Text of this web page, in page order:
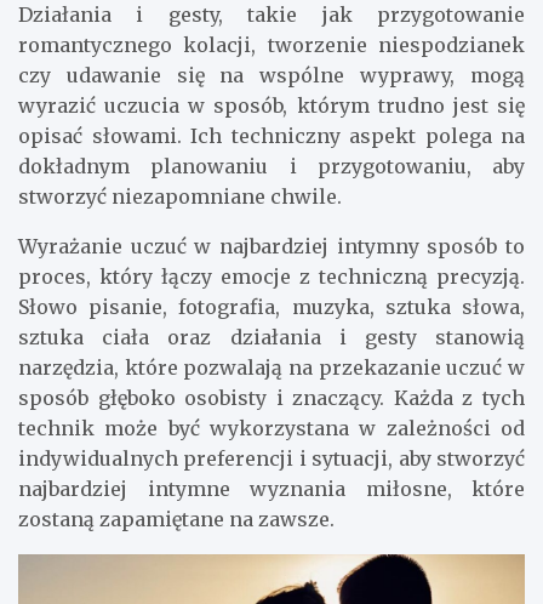
Działania i gesty, takie jak przygotowanie
romantycznego kolacji, tworzenie niespodzianek
czy udawanie się na wspólne wyprawy, mogą
wyrazić uczucia w sposób, którym trudno jest się
opisać słowami. Ich techniczny aspekt polega na
dokładnym planowaniu i przygotowaniu, aby
stworzyć niezapomniane chwile.
Wyrażanie uczuć w najbardziej intymny sposób to
proces, który łączy emocje z techniczną precyzją.
Słowo pisanie, fotografia, muzyka, sztuka słowa,
sztuka ciała oraz działania i gesty stanowią
narzędzia, które pozwalają na przekazanie uczuć w
sposób głęboko osobisty i znaczący. Każda z tych
technik może być wykorzystana w zależności od
indywidualnych preferencji i sytuacji, aby stworzyć
najbardziej intymne wyznania miłosne, które
zostaną zapamiętane na zawsze.